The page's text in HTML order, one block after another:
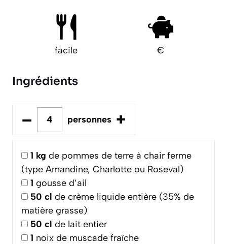
facile €
Ingrédients
– personnes +
1 kg de pommes de terre à chair ferme
(type Amandine, Charlotte ou Roseval)
1 gousse d’ail
50 cl de crème liquide entière (35% de
matière grasse)
50 cl de lait entier
1 noix de muscade fraîche